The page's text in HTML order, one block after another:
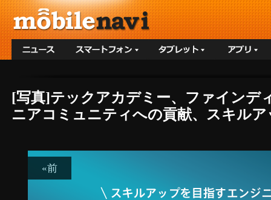
[写真]テックアカデミー、ファインデ
ニアコミュニティへの貢献、スキル
«前